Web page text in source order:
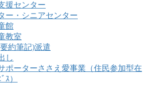
援センター
ー・シニアセンター
館
教室
約筆記)派遣
し
ポーターささえ愛事業（住民参加型在
ｽ）